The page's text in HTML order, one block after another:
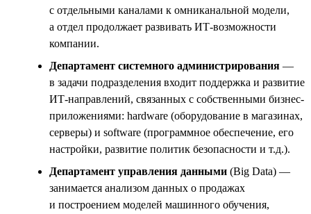
с отдельными каналами к омниканальной модели,
а отдел продолжает развивать ИТ-возможности
компании.
Департамент системного администрирования —
в задачи подразделения входит поддержка и развитие
ИТ-направлений, связанных с собственными бизнес-
приложениями: hardware (оборудование в магазинах,
серверы) и software (программное обеспечение, его
настройки, развитие политик безопасности и т.д.).
Департамент управления данными (Big Data) —
занимается анализом данных о продажах
и построением моделей машинного обучения,